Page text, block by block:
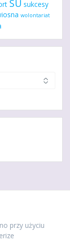
SU sukcesy
wolontariat
przy użyciu